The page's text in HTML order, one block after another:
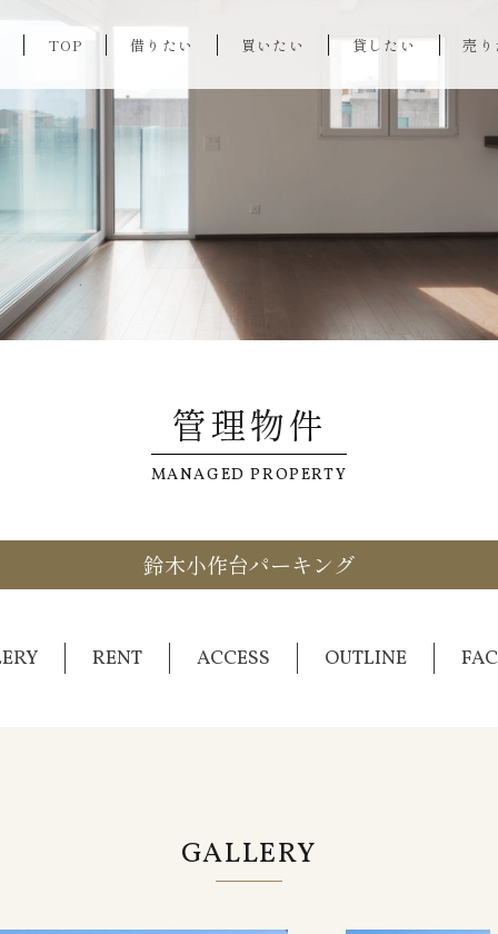
TOP 借りたい 買いたい 貸したい 売り
管理物件
MANAGED PROPERTY
鈴木小作台パーキング
RENT ACCESS OUTLINE
GALLERY